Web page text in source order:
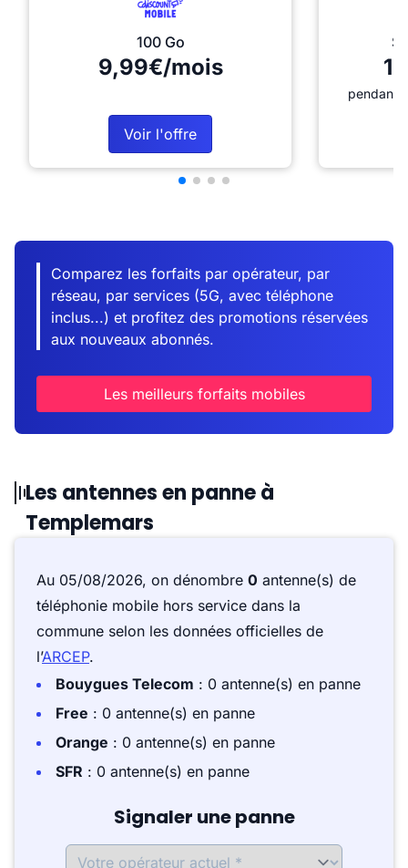
100 Go
9,99€/mois
Voir l'offre
pendant
Comparez les forfaits par opérateur, par
réseau, par services (5G, avec téléphone
inclus...) et profitez des promotions réservées
aux nouveaux abonnés.
Les meilleurs forfaits mobiles
Les antennes en panne à
Templemars
Au 05/08/2026, on dénombre 0 antenne(s) de
téléphonie mobile hors service dans la
commune selon les données officielles de
l’ARCEP.
Bouygues Telecom : 0 antenne(s) en panne
Free : 0 antenne(s) en panne
Orange : 0 antenne(s) en panne
SFR : 0 antenne(s) en panne
Signaler une panne